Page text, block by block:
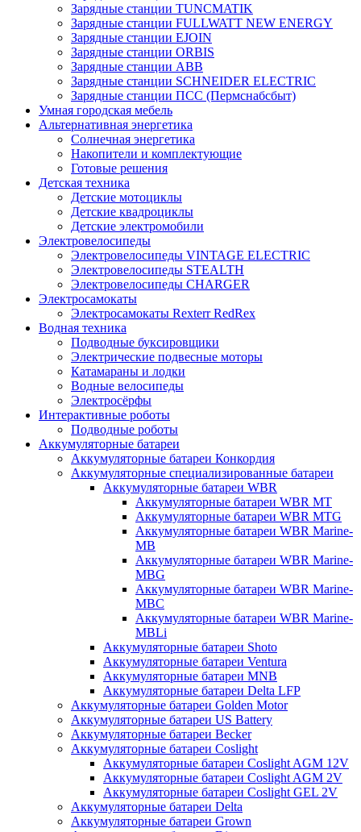
Зарядные станции TUNCMATIK
Зарядные станции FULLWATT NEW ENERGY
Зарядные станции EJOIN
Зарядные станции ORBIS
Зарядные станции ABB
Зарядные станции SCHNEIDER ELECTRIC
Зарядные станции ПСС (Пермснабсбыт)
Умная городская мебель
Альтернативная энергетика
Солнечная энергетика
Накопители и комплектующие
Готовые решения
Детская техника
Детские мотоциклы
Детские квадроциклы
Детские электромобили
Электровелосипеды
Электровелосипеды VINTAGE ELECTRIC
Электровелосипеды STEALTH
Электровелосипеды CHARGER
Электросамокаты
Электросамокаты Rexterr RedRex
Водная техника
Подводные буксировщики
Электрические подвесные моторы
Катамараны и лодки
Водные велосипеды
Электросёрфы
Интерактивные роботы
Подводные роботы
Аккумуляторные батареи
Аккумуляторные батареи Конкордия
Аккумуляторные специализированные батареи
Аккумуляторные батареи WBR
Аккумуляторные батареи WBR MT
Аккумуляторные батареи WBR MTG
Аккумуляторные батареи WBR Marine-
MB
Аккумуляторные батареи WBR Marine-
MBG
Аккумуляторные батареи WBR Marine-
MBC
Аккумуляторные батареи WBR Marine-
MBLi
Аккумуляторные батареи Shoto
Аккумуляторные батареи Ventura
Аккумуляторные батареи MNB
Аккумуляторные батареи Delta LFP
Аккумуляторные батареи Golden Motor
Аккумуляторные батареи US Battery
Аккумуляторные батареи Becker
Аккумуляторные батареи Coslight
Аккумуляторные батареи Coslight AGM 12V
Аккумуляторные батареи Coslight AGM 2V
Аккумуляторные батареи Coslight GEL 2V
Аккумуляторные батареи Delta
Аккумуляторные батареи Grown